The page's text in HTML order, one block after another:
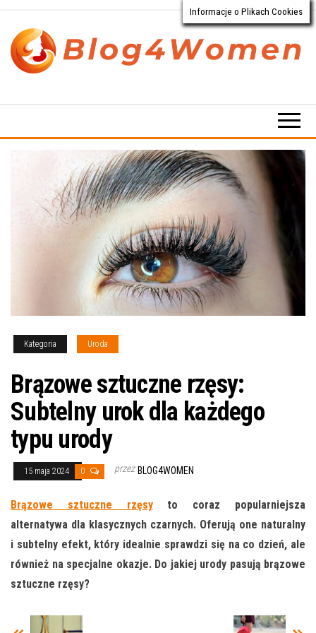
treści
o dla
Kategoria Uroda
Brązowe sztuczne rzęsy:
Subtelny urok dla każdego
typu urody
15 maja 2024 0 przez BLOG4WOMEN
Brązowe sztuczne rzęsyto coraz popularniejsza
alternatywa dla klasycznych czarnych. Oferują one naturalny
i subtelny efekt, który idealnie sprawdzi się na co dzień, ale
również na specjalne okazje. Do jakiej urody pasują brązowe
sztuczne rzęsy?
Informacje o Plikach Cookies